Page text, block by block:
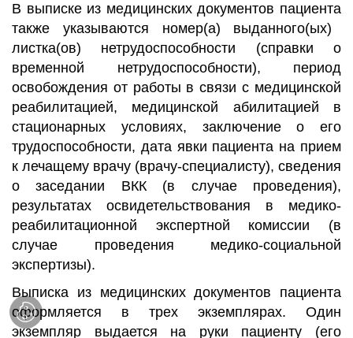
В выписке из медицинских документов пациента
также указываются номер(а) выданного(ых)
листка(ов) нетрудоспособности (справки о
временной нетрудоспособности), период
освобождения от работы в связи с медицинской
реабилитацией, медицинской абилитацией в
стационарных условиях, заключение о его
трудоспособности, дата явки пациента на прием
к лечащему врачу (врачу-специалисту), сведения
о заседании ВКК (в случае проведения),
результатах освидетельствования в медико-
реабилитационной экспертной комиссии (в
случае проведения медико-социальной
экспертизы).
Выписка из медицинских документов пациента
оформляется в трех экземплярах. Один
экземпляр выдается на руки пациенту (его